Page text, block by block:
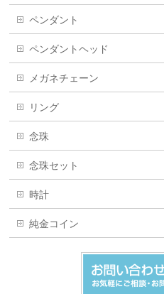
ペンダント
ペンダントヘッド
メガネチェーン
リング
念珠
念珠セット
時計
純金コイン